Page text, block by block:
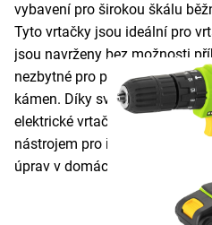
vybavení pro širokou škálu
Tyto vrtačky jsou ideální pro
jsou navrženy bez možnosti
nezbytné pro práci s tvrdými
kámen. Díky své
elektrické vrtačky bez příklepu
nástrojem pro řadu aplikací,
úprav v domácnosti až po